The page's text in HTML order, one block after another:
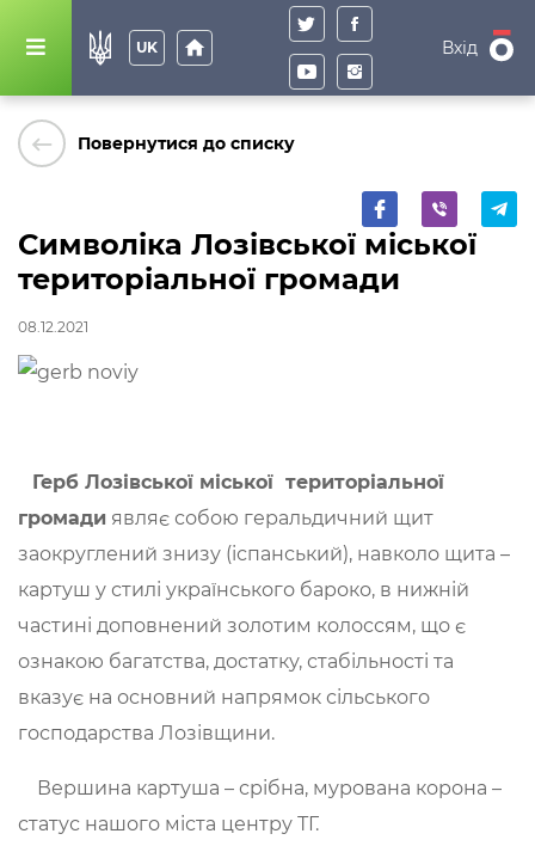
UK home Вхід
keyboard_backspace Повернутися до списку
Символіка Лозівської міської
територіальної громади
08.12.2021
Герб Лозівської міської територіальної
громади являє собою геральдичний щит
заокруглений знизу (іспанський), навколо щита –
картуш у стилі українського бароко, в нижній
частині доповнений золотим колоссям, що є
ознакою багатства, достатку, стабільності та
вказує на основний напрямок сільського
господарства Лозівщини.
Вершина картуша – срібна, мурована корона –
статус нашого міста центру ТГ.